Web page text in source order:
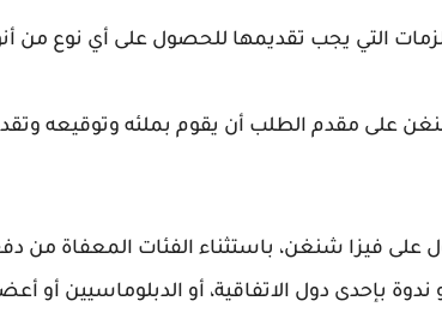
التي يجب تقديمها للحصول على أي نوع من
على مقدم الطلب أن يقوم بملئه وتوقيعه
فيزا شنغن، باستثناء الفئات المعفاة من
بإحدى دول الاتفاقية، أو الدبلوماسيين أو